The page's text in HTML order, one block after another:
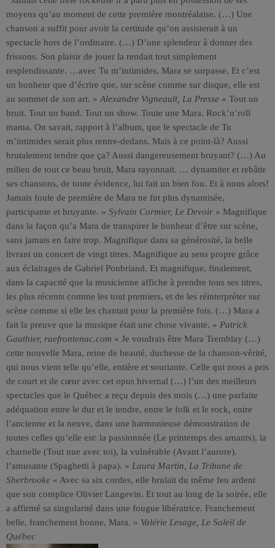
moyens qu’au moment de cette première montréalaise. (…) Une
chanson a suffit pour avoir la certitude qu’on assisterait à un
spectacle hors de l’ordinaire. (…) D’une splendeur à donner des
frissons. Son plaisir de jouer la rendait tout simplement
resplendissante. …avec Tu m’intimides, Mara se surpasse. Et c’est
un bonheur que d’écrire que, sur scène comme sur disque, elle est
au sommet de son art. » Alexandre Vigneault, La Presse « Tout un
bruit. Tout un band. Tout un show. Toute une Mara. Rock’n’roll
mama. On savait, rapport à l’album, que le spectacle de Tu
m’intimides serait plus rentre-dedans. Mais à ce point-là? Aussi
brutalement tendre que ça? Aussi dangereusement bruyant? (…) Au
milieu de tout ce beau bruit, Mara rayonnait. … dynamiter et rebâtir
ses chansons, de toute évidence, lui fait un bien fou. Et à nous alors!
Jamais foule de première de Mara ne fut plus dynamisée,
participante et bruyante. » Sylvain Cormier, Le Devoir « Magnifique
dans la façon qu’a Mara de transpirer le bonheur d’être sur scène,
sans jamais en faire trop. Magnifique dans sa générosité, la belle
livrant un concert de vingt titres. Magnifique au sens propre grâce
aux éclairages de Gabriel Ponbriand. Et magnifique, finalement,
dans la capacité que la musicienne affiche à prendre tous ses titres,
les plus récents comme les tout premiers, et de les réinterpréter sur
scène comme si elle les chantait pour la première fois. (…) Mara a
fait la preuve que la musique était une chose vivante. » Patrick
Gauthier, ruefrontenac.com « Je voudrais être Mara Tremblay (…)
cette nouvelle Mara, reine de beauté, duchesse de la chanson-vérité,
qui nous vient telle qu’elle, entière et souriante. Celle qui nous a pris
de court et de cœur avec cet opus hivernal (…) l’un des meilleurs
spectacles que le Québec a reçu depuis des mois (…) une parfaite
adéquation entre le dur et le tendre, entre le folk et le rock, entre
l’ancienne et la neuve, dans une harmonieuse démonstration de
toutes celles qu’elle est: la passionnée (Le printemps des amants), la
charnelle (Tout nue avec toi), la vulnérable (Avant l’aurore),
l’amusante (Spaghetti à papa). » Laura Martin, La Tribune de
Sherbrooke « Avec sa six cordes, elle brulait du même feu ardent
que son complice Olivier Langevin. Et tout au long de la soirée, elle
a affirmé sa singularité dans une fougue libératrice. Franchement
belle, franchement bonne, Mara. » Valérie Lesage, Le Soleil de
Québec